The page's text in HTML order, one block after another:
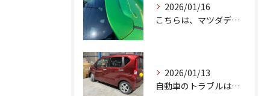
2026/01/16
こちらは、マツダデミオのゲートのルーフスポイラーで、経年劣化...
2026/01/13
自動車のトラブルは、日常生活において避けられない出来事の一つ...